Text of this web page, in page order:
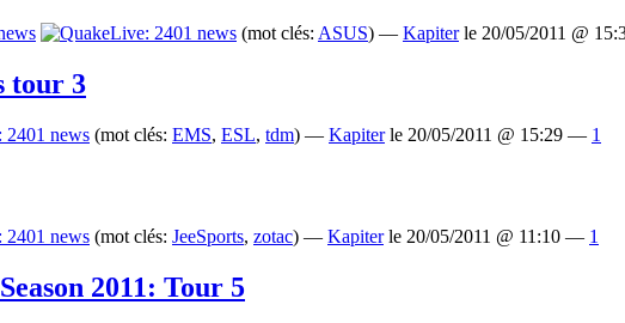
(mot clés: ASUS) — Kapiterle 20/05/2011 @
tour 3
(mot clés: EMS, ESL, tdm) — Kapiterle 20/05/2011 @ 15:29 — 1
(mot clés: JeeSports, zotac) — Kapiterle 20/05/2011 @ 11:10 — 1
2011: Tour 5